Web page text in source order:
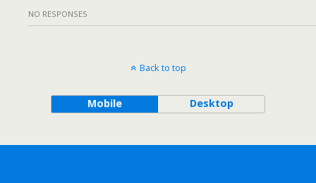
NO RESPONSES
Back to top
Mobile Desktop